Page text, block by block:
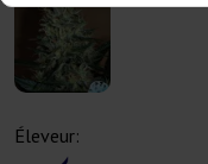
Éleveur: